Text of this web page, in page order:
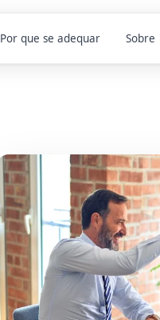
Por que se adequar Sobre